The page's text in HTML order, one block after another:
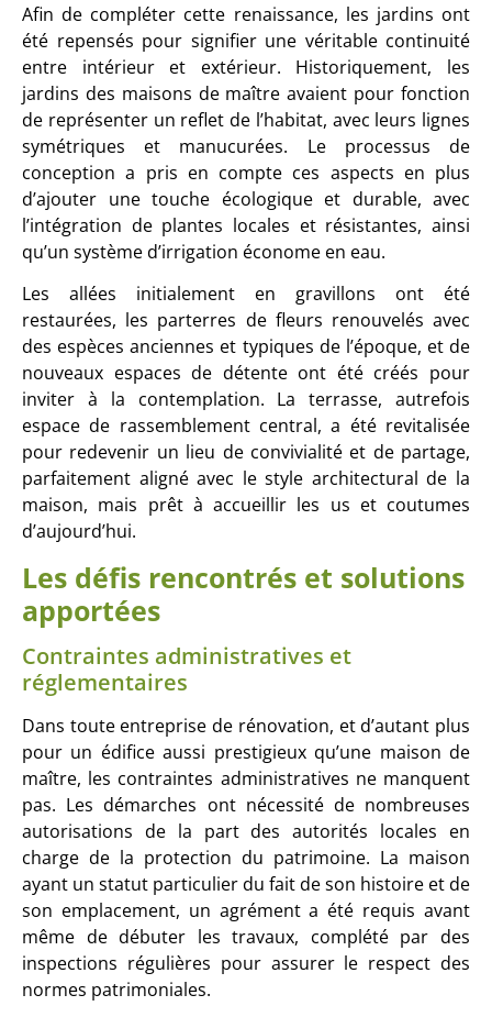
Afin de compléter cette renaissance, les jardins ont
été repensés pour signifier une véritable continuité
entre intérieur et extérieur. Historiquement, les
jardins des maisons de maître avaient pour fonction
de représenter un reflet de l’habitat, avec leurs lignes
symétriques et manucurées. Le processus de
conception a pris en compte ces aspects en plus
d’ajouter une touche écologique et durable, avec
l’intégration de plantes locales et résistantes, ainsi
qu’un système d’irrigation économe en eau.
Les allées initialement en gravillons ont été
restaurées, les parterres de fleurs renouvelés avec
des espèces anciennes et typiques de l’époque, et de
nouveaux espaces de détente ont été créés pour
inviter à la contemplation. La terrasse, autrefois
espace de rassemblement central, a été revitalisée
pour redevenir un lieu de convivialité et de partage,
parfaitement aligné avec le style architectural de la
maison, mais prêt à accueillir les us et coutumes
d’aujourd’hui.
Les défis rencontrés et solutions
apportées
Contraintes administratives et
réglementaires
Dans toute entreprise de rénovation, et d’autant plus
pour un édifice aussi prestigieux qu’une maison de
maître, les contraintes administratives ne manquent
pas. Les démarches ont nécessité de nombreuses
autorisations de la part des autorités locales en
charge de la protection du patrimoine. La maison
ayant un statut particulier du fait de son histoire et de
son emplacement, un agrément a été requis avant
même de débuter les travaux, complété par des
inspections régulières pour assurer le respect des
normes patrimoniales.